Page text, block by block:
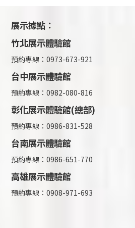
展示據點：
竹北展示體驗館
預約專線：0973-673-921
台中展示體驗館
預約專線：0982-080-816
彰化展示體驗館(總部)
預約專線： 0986-831-528
台南展示體驗館
預約專線：0986-651-770
高雄展示體驗館
預約專線： 0908-971-693